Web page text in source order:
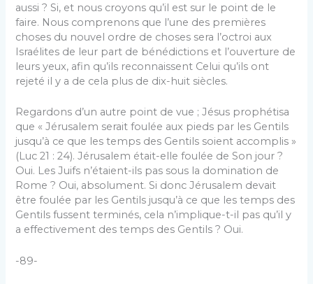
aussi ? Si, et nous croyons qu’il est sur le point de le
faire. Nous comprenons que l’une des premières
choses du nouvel ordre de choses sera l’octroi aux
Israélites de leur part de bénédictions et l’ouverture de
leurs yeux, afin qu’ils reconnaissent Celui qu’ils ont
rejeté il y a de cela plus de dix-huit siècles.
Regardons d’un autre point de vue ; Jésus prophétisa
que « Jérusalem serait foulée aux pieds par les Gentils
jusqu’à ce que les temps des Gentils soient accomplis »
(Luc 21 : 24). Jérusalem était-elle foulée de Son jour ?
Oui. Les Juifs n’étaient-ils pas sous la domination de
Rome ? Oui, absolument. Si donc Jérusalem devait
être foulée par les Gentils jusqu’à ce que les temps des
Gentils fussent terminés, cela n’implique-t-il pas qu’il y
a effectivement des temps des Gentils ? Oui.
-89-